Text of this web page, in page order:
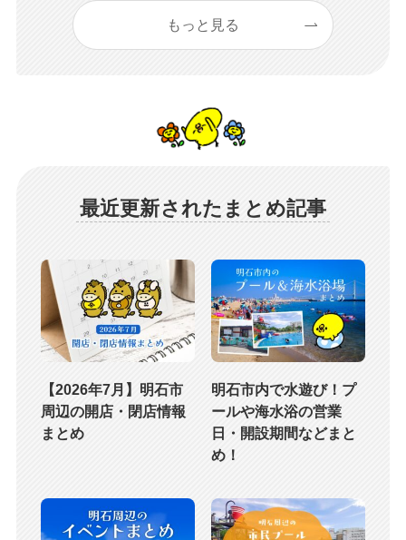
もっと見る
最近更新されたまとめ記事
【2026年7月】明石市
周辺の開店・閉店情報
まとめ
明石市内で水遊び！プ
ールや海水浴の営業
日・開設期間などまと
め！